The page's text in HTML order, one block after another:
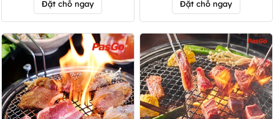
Đặt chỗ ngay Đặt chỗ ngay